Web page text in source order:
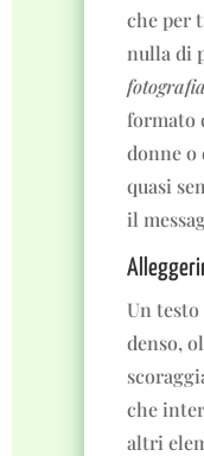
che per
nulla di
fotografia
formato
donne o
quasi
il
Un
denso,
che
altri